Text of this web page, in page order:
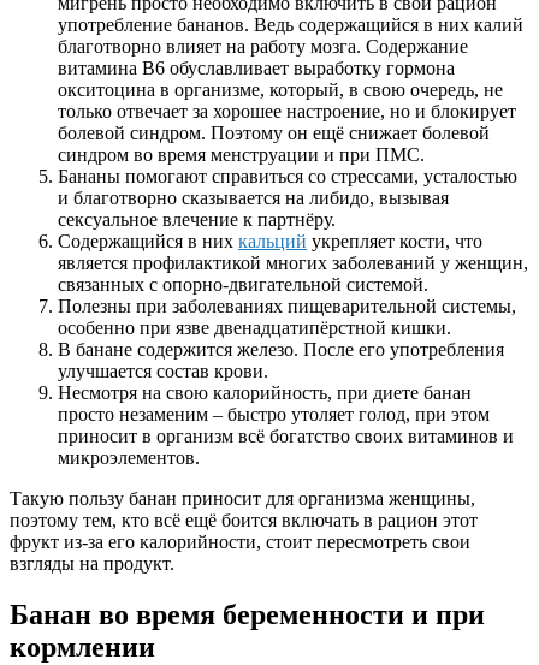
употребление бананов. Ведь содержащийся в них калий
благотворно влияет на работу мозга. Содержание
витамина В6 обуславливает выработку гормона
окситоцина в организме, который, в свою очередь, не
только отвечает за хорошее настроение, но и блокирует
болевой синдром. Поэтому он ещё снижает болевой
синдром во время менструации и при ПМС.
Бананы помогают справиться со стрессами, усталостью
и благотворно сказывается на либидо, вызывая
сексуальное влечение к партнёру.
Содержащийся в них кальций укрепляет кости, что
является профилактикой многих заболеваний у женщин,
связанных с опорно-двигательной системой.
Полезны при заболеваниях пищеварительной системы,
особенно при язве двенадцатипёрстной кишки.
В банане содержится железо. После его употребления
улучшается состав крови.
Несмотря на свою калорийность, при диете банан
просто незаменим – быстро утоляет голод, при этом
приносит в организм всё богатство своих витаминов и
микроэлементов.
Такую пользу банан приносит для организма женщины,
поэтому тем, кто всё ещё боится включать в рацион этот
фрукт из-за его калорийности, стоит пересмотреть свои
взгляды на продукт.
Банан во время беременности и при
кормлении